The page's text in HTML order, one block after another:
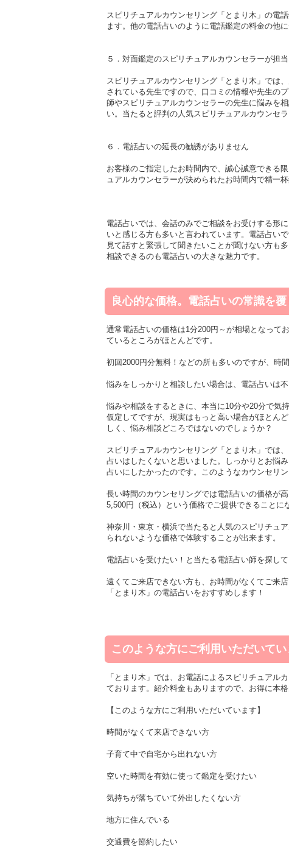
スピリチュアルカウンセリング「とまり木」の電
ます。他の電話占いのように電話鑑定の料金の他
５．対面鑑定のスピリチュアルカウンセラーが担
スピリチュアルカウンセリング「とまり木」では
されている先生ですので、口コミの情報や先生の
師やスピリチュアルカウンセラーの先生に悩みを
い。当たると評判の人気スピリチュアルカウンセラ
６．電話占いの延長の勧誘がありません
お客様のご指定したお時間内で、誠心誠意できる
ュアルカウンセラーが決められたお時間内で精一
電話占いでは、会話のみでご相談をお受けする形
いと感じる方も多いと言われています。電話占い
見て話すと緊張して聞きたいことが聞けない方も
相談できるのも電話占いの大きな魅力です。
良心的な価格。電話占いの常識を覆
通常電話占いの価格は1分200円～が相場となって
ているところがほとんどです。
初回2000円分無料！などの所も多いのですが、時
悩みをしっかりと相談したい場合は、電話占いは
悩みや相談をするときに、本当に10分や20分で気
仮定してですが、現実はもっと高い場合がほとん
しく、悩み相談どころではないのでしょうか？
スピリチュアルカウンセリング「とまり木」では
占いはしたくないと思いました。しっかりとお悩
占いにしたかったのです。このようなカウンセリ
長い時間のカウンセリングでは電話占いの価格が
5,500円（税込）という価格でご提供できることに
神奈川・東京・横浜で当たると人気のスピリチュ
られないような価格で体験することが出来ます。
電話占いを受けたい！と当たる電話占い師を探し
遠くてご来店できない方も、お時間がなくてご来
「とまり木」の電話占いをおすすめします！
このような方にご利用いただいて
「とまり木」では、お電話によるスピリチュアル
ております。紹介料金もありますので、お得に本
【このような方にご利用いただいています】
時間がなくて来店できない方
子育て中で自宅から出れない方
空いた時間を有効に使って鑑定を受けたい
気持ちが落ちていて外出したくない方
地方に住んでいる
交通費を節約したい